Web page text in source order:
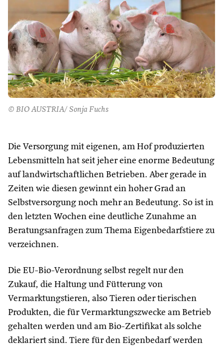
© BIO AUSTRIA/ Sonja Fuchs
Die Versorgung mit eigenen, am Hof produzierten
Lebensmitteln hat seit jeher eine enorme Bedeutung
auf landwirtschaftlichen Betrieben. Aber gerade in
Zeiten wie diesen gewinnt ein hoher Grad an
Selbstversorgung noch mehr an Bedeutung. So ist in
den letzten Wochen eine deutliche Zunahme an
Beratungsanfragen zum Thema Eigenbedarfstiere zu
verzeichnen.
Die EU-Bio-Verordnung selbst regelt nur den
Zukauf, die Haltung und Fütterung von
Vermarktungstieren, also Tieren oder tierischen
Produkten, die für Vermarktungszwecke am Betrieb
gehalten werden und am Bio-Zertifikat als solche
deklariert sind. Tiere für den Eigenbedarf werden